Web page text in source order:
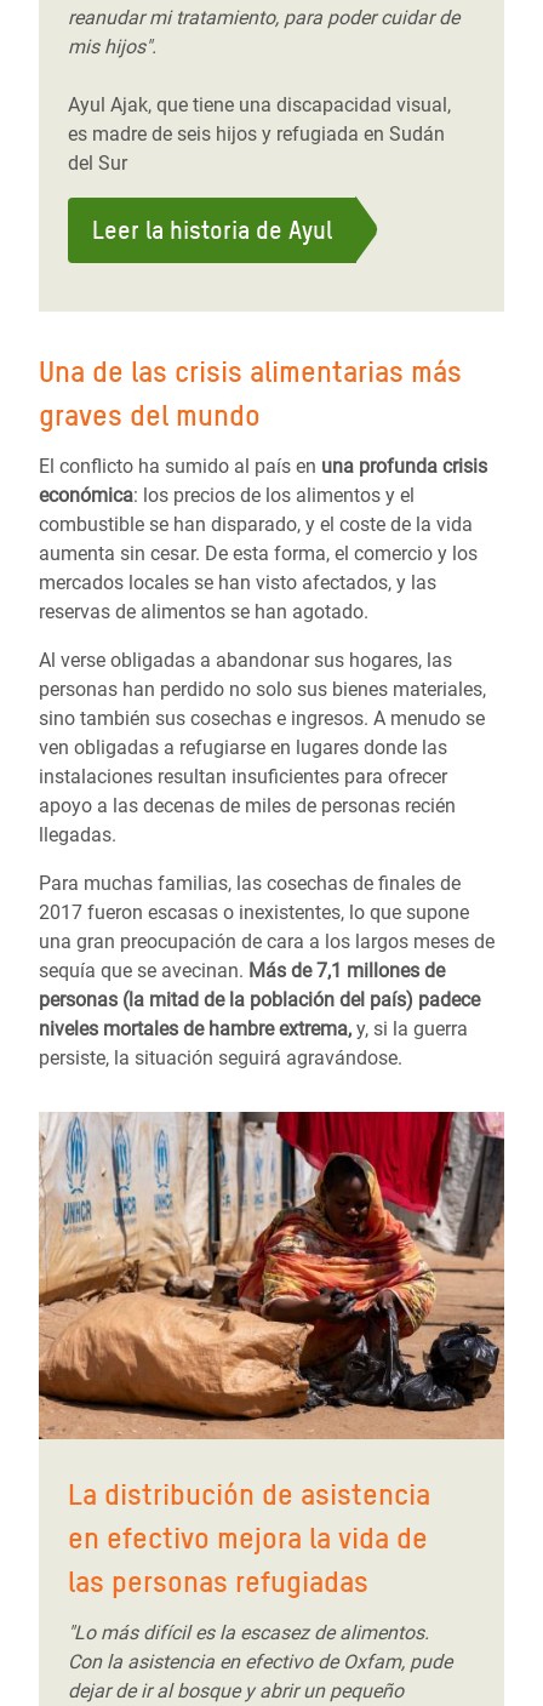
reanudar mi tratamiento, para poder cuidar de
mis hijos".
Ayul Ajak, que tiene una discapacidad visual,
es madre de seis hijos y refugiada en Sudán
del Sur
Leer la historia de Ayul
Una de las crisis alimentarias más
graves del mundo
El conflicto ha sumido al país en una profunda crisis
económica: los precios de los alimentos y el
combustible se han disparado, y el coste de la vida
aumenta sin cesar. De esta forma, el comercio y los
mercados locales se han visto afectados, y las
reservas de alimentos se han agotado.
Al verse obligadas a abandonar sus hogares, las
personas han perdido no solo sus bienes materiales,
sino también sus cosechas e ingresos. A menudo se
ven obligadas a refugiarse en lugares donde las
instalaciones resultan insuficientes para ofrecer
apoyo a las decenas de miles de personas recién
llegadas.
Para muchas familias, las cosechas de finales de
2017 fueron escasas o inexistentes, lo que supone
una gran preocupación de cara a los largos meses de
sequía que se avecinan. Más de 7,1 millones de
personas (la mitad de la población del país) padece
niveles mortales de hambre extrema, y, si la guerra
persiste, la situación seguirá agravándose.
La distribución de asistencia
en efectivo mejora la vida de
las personas refugiadas
"Lo más difícil es la escasez de alimentos.
Con la asistencia en efectivo de Oxfam, pude
dejar de ir al bosque y abrir un pequeño